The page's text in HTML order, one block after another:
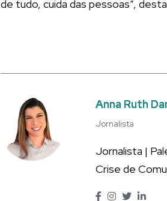
de tudo, cuida das pessoas”,
Anna Ruth
Jornalista
Jornalista |
Crise de